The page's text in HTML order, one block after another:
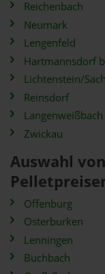
Reichenbach
Neumark
Lengenfeld
Hartmannsdorf
Lichtenstein/
Reinsdorf
Langenweißbach
Zwickau
Auswahl
Offenburg
Osterburken
Lenningen
Buchbach